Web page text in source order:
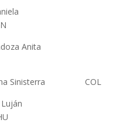
Anita
Sinisterra COL